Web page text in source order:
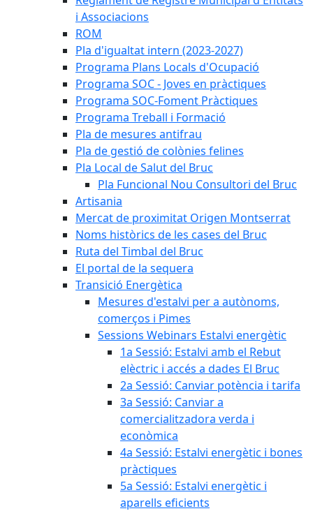
i Associacions
ROM
Pla d'igualtat intern (2023-2027)
Programa Plans Locals d'Ocupació
Programa SOC - Joves en pràctiques
Programa SOC-Foment Pràctiques
Programa Treball i Formació
Pla de mesures antifrau
Pla de gestió de colònies felines
Pla Local de Salut del Bruc
Pla Funcional Nou Consultori del Bruc
Artisania
Mercat de proximitat Origen Montserrat
Noms històrics de les cases del Bruc
Ruta del Timbal del Bruc
El portal de la sequera
Transició Energètica
Mesures d'estalvi per a autònoms,
comerços i Pimes
Sessions Webinars Estalvi energètic
1a Sessió: Estalvi amb el Rebut
elèctric i accés a dades El Bruc
2a Sessió: Canviar potència i tarifa
3a Sessió: Canviar a
comercialitzadora verda i
econòmica
4a Sessió: Estalvi energètic i bones
pràctiques
5a Sessió: Estalvi energètic i
aparells eficients